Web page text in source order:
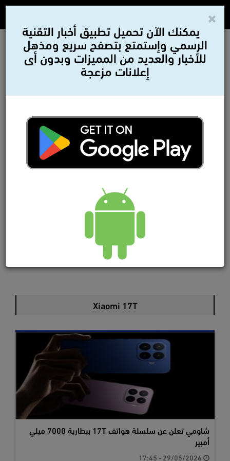
Xiaomi 17T
شاومي تعلن عن سلسلة هواتف 17T ببطارية 7000 ميلي
أمبير
يمكنك الآن تحميل تطبيق أخبار التقنية
الرسمي وإستمتع بتصفح سريع ومذهل
للأخبار والعديد من المميزات وبدون أى
إعلانات مزعجة